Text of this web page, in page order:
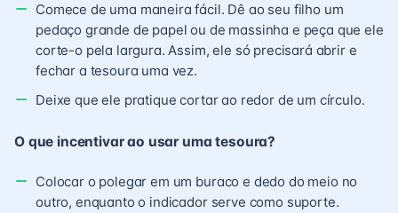
Comece de uma maneira fácil. Dê ao seu filho um
pedaço grande de papel ou de massinha e peça que ele
corte-o pela largura. Assim, ele só precisará abrir e
fechar a tesoura uma vez.
Deixe que ele pratique cortar ao redor de um círculo.
O que incentivar ao usar uma tesoura?
Colocar o polegar em um buraco e dedo do meio no
outro, enquanto o indicador serve como suporte.